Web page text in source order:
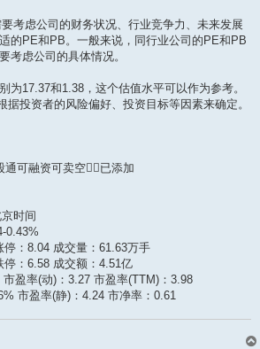
考虑公司的财务状况、行业竞争力、未来发展
的PE和PB。一般来说，同行业公司的PE和PB
考虑公司的具体情况。
为17.37和1.38，这个估值水平可以作为参考。
投资者的风险偏好、投资目标等因素来确定。
通可融资可卖空已添加
时间
0.43%
：8.04 成交量：61.63万手
：6.58 成交额：4.51亿
盈率(动)：3.27 市盈率(TTM)：3.98
市盈率(静)：4.24 市净率：0.61